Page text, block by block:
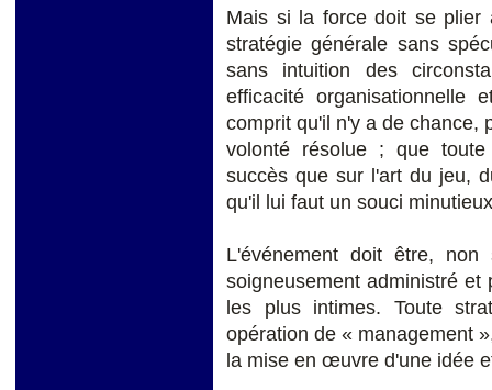
Mais si la force doit se plier
stratégie générale sans
sans intuition des
efficacité organisationnelle
comprit qu'il n'y a de chance,
volonté résolue ; que
succès que sur l'art du jeu,
qu'il lui faut un souci
L'événement doit être,
soigneusement administré
les plus intimes. Toute
opération de « management
la mise en œuvre d'une idée